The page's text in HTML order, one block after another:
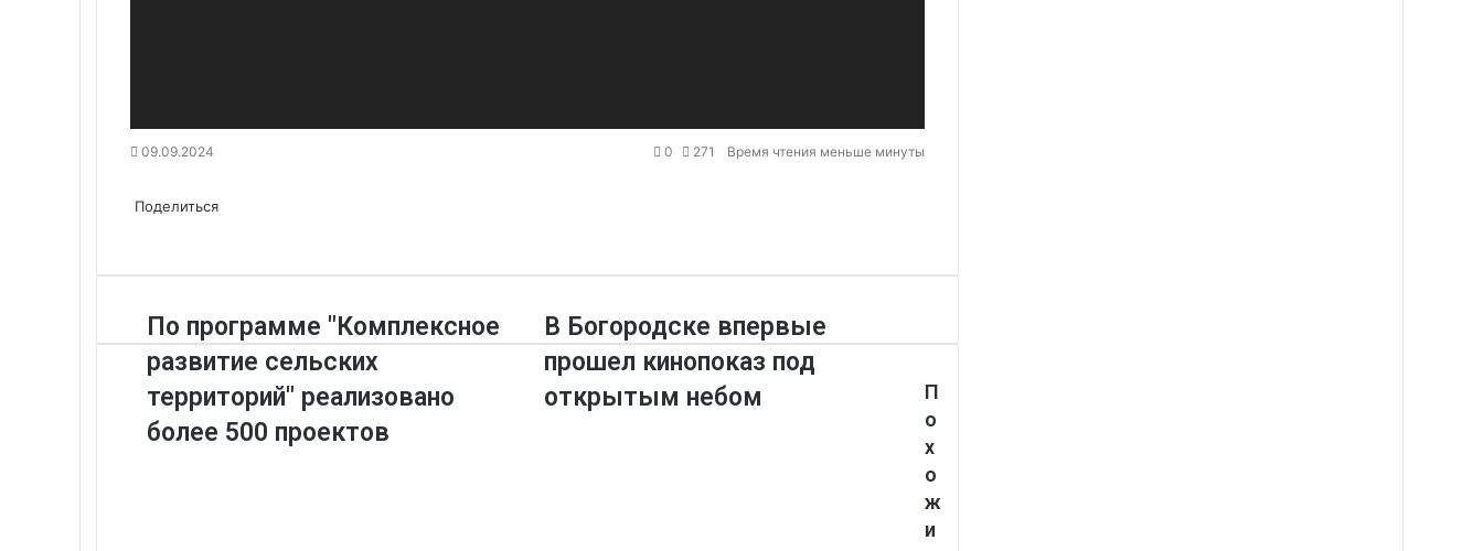
09.09.2024 0 271 Время чтения меньше минуты
через
Поделиться
электронную
По программе "Комплексное
развитие сельских
территорий" реализовано
более 500 проектов
В Богородске впервые
прошел кинопоказ под
открытым небом
П
о
х
о
ж
и